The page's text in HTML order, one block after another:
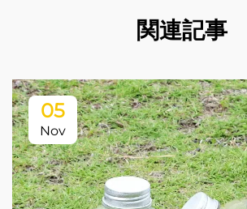
関連記事
05
Nov